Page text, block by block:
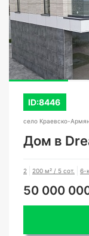
ID:8446
село Краевско-
Дом в
2 200 м² / 5 сот. 6-
50 000